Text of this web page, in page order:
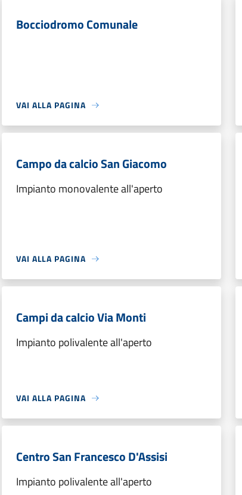
Bocciodromo Comunale
VAI ALLA PAGINA
Campo da calcio San Giacomo
Impianto monovalente all'aperto
VAI ALLA PAGINA
Campi da calcio Via Monti
Impianto polivalente all'aperto
VAI ALLA PAGINA
Centro San Francesco D'Assisi
Impianto polivalente all'aperto